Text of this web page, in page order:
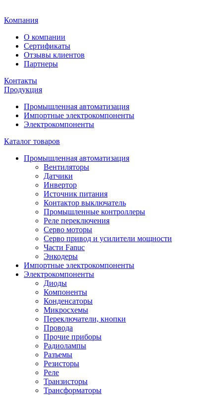
Компания
О компании
Сертификаты
Отзывы клиентов
Партнеры
Контакты
Продукция
Промышленная автоматизация
Импортные электрокомпоненты
Электрокомпоненты
Каталог товаров
Промышленная автоматизация
Вентиляторы
Датчики
Инвертор
Источник питания
Контактор выключатель
Промышленные контроллеры
Реле переключения
Серво моторы
Серво привод и усилители мощности
Части Fanuc
Энкодеры
Импортные электрокомпоненты
Электрокомпоненты
Диоды
Компоненты
Конденсаторы
Микросхемы
Переключатели, кнопки
Провода
Прочие приборы
Радиолампы
Разъемы
Резисторы
Реле
Транзисторы
Трансформаторы